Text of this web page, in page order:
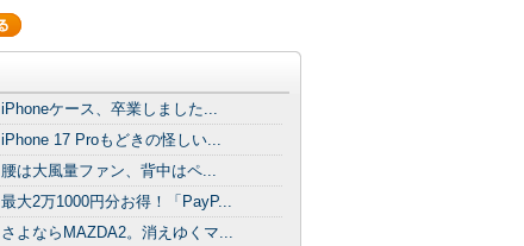
iPhoneケース、卒業しました...
iPhone 17 Proもどきの怪しい...
腰は大風量ファン、背中はペ...
最大2万1000円分お得！「PayP...
さよならMAZDA2。消えゆくマ...